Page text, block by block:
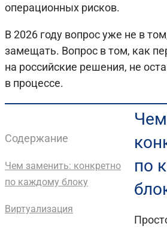
операционных рисков.
В 2026 году вопрос уже не в
замещать. Вопрос в том, как
на российские решения, не
в процессе.
Содержание
Чем заменить: конкретно
по каждому блоку
Виртуализация
по